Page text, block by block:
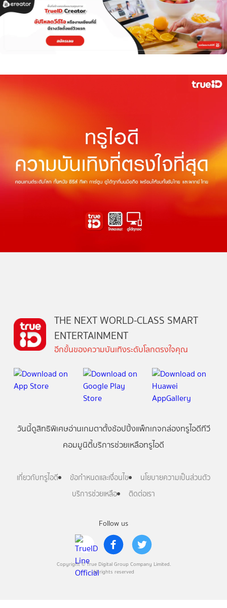
Follow us
Copyright © True Digital Group Company Limited.
All rights reserved
THE NEXT WORLD-CLASS SMART
ENTERTAINMENT
อีกขั้นของความบันเทิงระดับโลกตรงใจคุณ
วันนี้ดูสิทธิพิเศษอ่านเกมตาตั้งช้อปปิ้งแพ็กเกจกล่องทรูไอดีทีวี
คอมมูนิตี้บริการช่วยเหลือทรูไอดี
เกี่ยวกับทรูไอดี ข้อกำหนดและเงื่อนไข
นโยบายความเป็นส่วนตัว
บริการช่วยเหลือ
ติดต่อเรา